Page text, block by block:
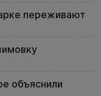
переживают
объяснили